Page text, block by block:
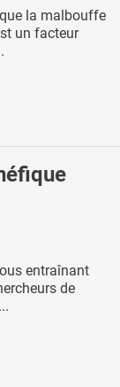
la malbouffe
un facteur
entraînant
de